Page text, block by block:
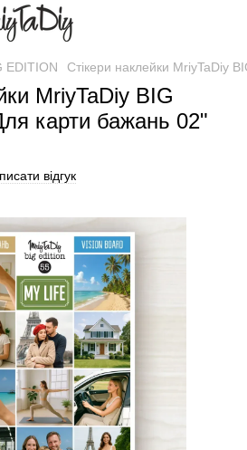
EDITION Стікери наклейки MriyTaDiy
MriyTaDiy BIG
карти бажань 02"
відгук